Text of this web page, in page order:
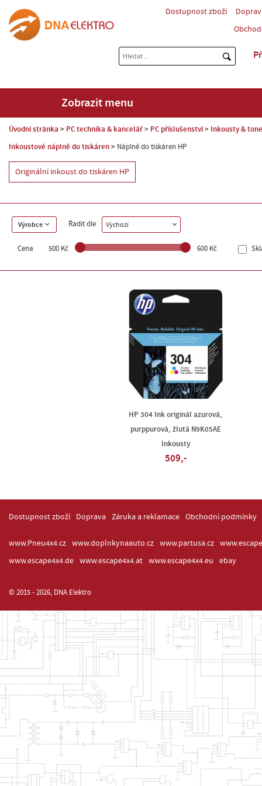
Dostupnost zboží
Zobrazit menu
Úvodní stránka PC technika & kancelář PC příslušenství Inkousty &
Inkoustové náplně do tiskáren Náplně do tiskáren HP
Originální inkoust do tiskáren HP
Výrobce Řadit dle Výchozí
Cena 500 Kč 600 Kč
HP 304 Ink originál azurová,
purppurová, žlutá N9K05AE
Inkousty
509,-
Dostupnost zboží Doprava Záruka a reklamace Obchodní podmínky
www.Pneu4x4.cz www.doplnkynaauto.cz www.partusa.cz
www.escape4x4.de
www.escape4x4.at www.escape4x4.eu ebay
© 2015 - 2026, DNA Elektro